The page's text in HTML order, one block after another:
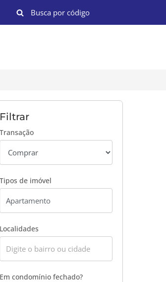
em gradeem lista
Filtrar
Transação
Tipos de imóvel
Localidades
Em condomínio fechado?